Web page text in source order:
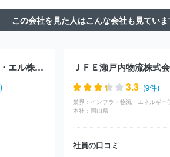
株式会社フジテックス
エム・シー・ヘル
株式会社
ダイヤ株式会社 キングレコー
蔵野種苗園
田辺薬局株式会社 株式会社
ニチモウ株式会社
佐藤長八商事株式会社
住商グローバルエレクトロニクス株式
川崎汽船
コンビニエンス・クラブ株式会社
住商フー
フイルムグラフィックソリューションズ株式会
この会社を見た人はこんな会社も見てい
日本エス・エイチ・エル株式会社 ＪＦＥ瀬戸内物流株式
3.3 (9件)
業界：
本社： 岡山県
社員の口コミ